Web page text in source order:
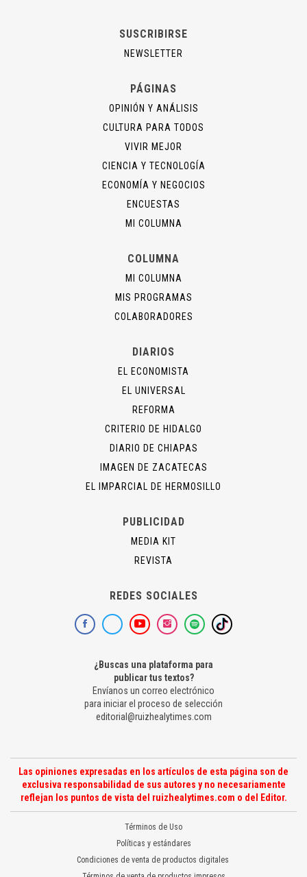
SUSCRIBIRSE
NEWSLETTER
PÁGINAS
OPINIÓN Y ANÁLISIS
CULTURA PARA TODOS
VIVIR MEJOR
CIENCIA Y TECNOLOGÍA
ECONOMÍA Y NEGOCIOS
ENCUESTAS
MI COLUMNA
COLUMNA
MI COLUMNA
MIS PROGRAMAS
COLABORADORES
DIARIOS
EL ECONOMISTA
EL UNIVERSAL
REFORMA
CRITERIO DE HIDALGO
DIARIO DE CHIAPAS
IMAGEN DE ZACATECAS
EL IMPARCIAL DE HERMOSILLO
PUBLICIDAD
MEDIA KIT
REVISTA
REDES SOCIALES
¿Buscas una plataforma para
publicar tus textos?
Envíanos un correo electrónico
para iniciar el proceso de selección
editorial@ruizhealytimes.com
Las opiniones expresadas en los artículos de esta página son de
exclusiva responsabilidad de sus autores y no necesariamente
reflejan los puntos de vista del ruizhealytimes.com o del Editor.
Términos de Uso
Políticas y estándares
Condiciones de venta de productos digitales